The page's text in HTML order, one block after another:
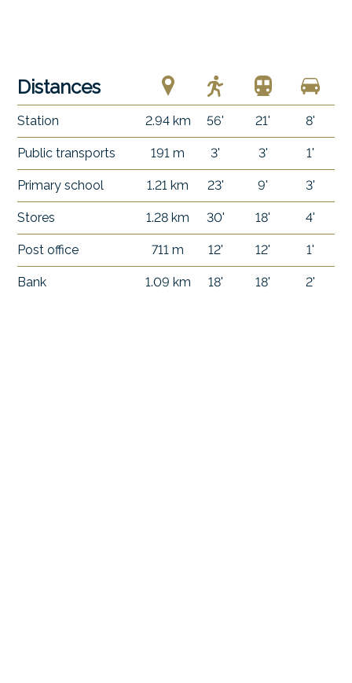
Distances
Station 2.94 km 56' 21' 8'
Public transports 191 m 3' 3' 1'
Primary school 1.21 km 23' 9' 3'
Stores 1.28 km 30' 18' 4'
Post office 711 m 12' 12' 1'
Bank 1.09 km 18' 18' 2'